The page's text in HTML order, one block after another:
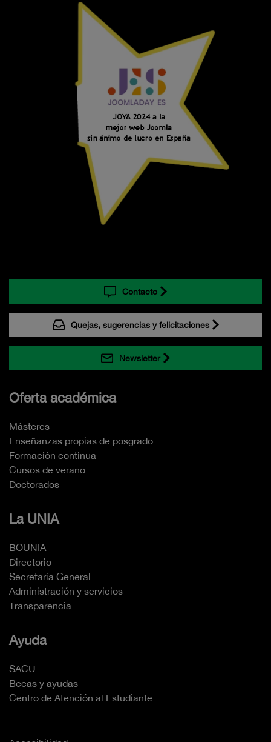
Contacto
Quejas, sugerencias y felicitaciones
Newsletter
Oferta académica
Másteres
Enseñanzas propias de posgrado
Formación continua
Cursos de verano
Doctorados
La UNIA
BOUNIA
Directorio
Secretaría General
Administración y servicios
Transparencia
Ayuda
SACU
Becas y ayudas
Centro de Atención al Estudiante